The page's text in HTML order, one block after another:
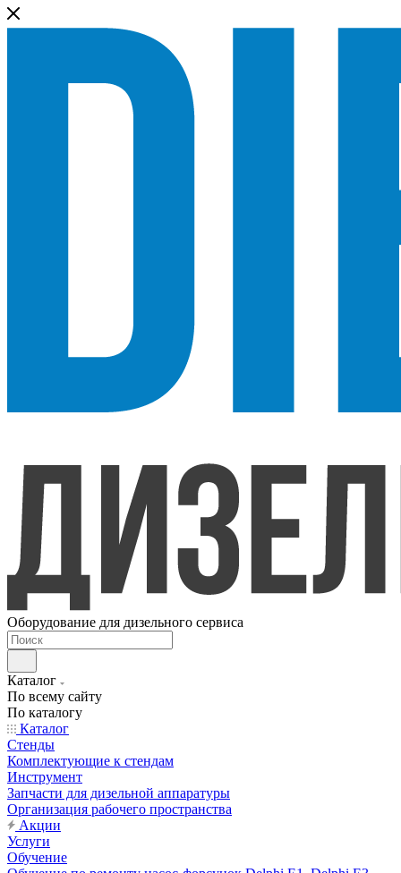
Оборудование для дизельного сервиса
Каталог
По всему сайту
По каталогу
Каталог
Стенды
Комплектующие к стендам
Инструмент
Запчасти для дизельной аппаратуры
Организация рабочего пространства
Акции
Услуги
Обучение